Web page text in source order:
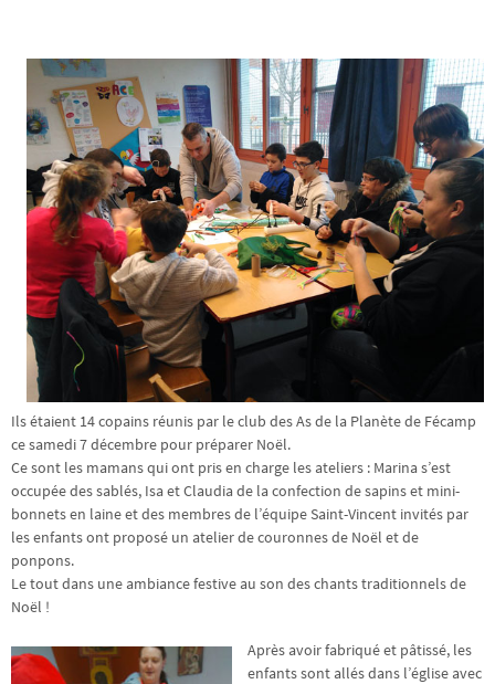
Ils étaient 14 copains réunis par le club des As de la Planète de Fécamp
ce samedi 7 décembre pour préparer Noël.
Ce sont les mamans qui ont pris en charge les ateliers : Marina s’est
occupée des sablés, Isa et Claudia de la confection de sapins et mini-
bonnets en laine et des membres de l’équipe Saint-Vincent invités par
les enfants ont proposé un atelier de couronnes de Noël et de
ponpons.
Le tout dans une ambiance festive au son des chants traditionnels de
Noël !
Après avoir fabriqué et pâtissé, les
enfants sont allés dans l’église avec